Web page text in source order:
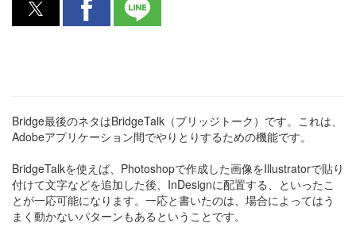
Bridge最後のネタはBridgeTalk（ブリッジトーク）です。これは、
Adobeアプリケーション間でやりとりするための機能です。
BridgeTalkを使えば、Photoshopで作成した画像をIllustratorで貼り
付けて文字などを追加した後、InDesignに配置する、といったこ
とが一応可能になります。一応と書いたのは、場合によってはう
まく動かないパターンもあるということです。